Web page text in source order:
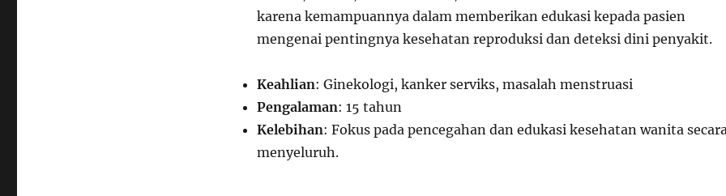
karena kemampuannya dalam memberikan edukasi kepada pasien
mengenai pentingnya kesehatan reproduksi dan deteksi dini penyakit.
Keahlian: Ginekologi, kanker serviks, masalah menstruasi
Pengalaman: 15 tahun
Kelebihan: Fokus pada pencegahan dan edukasi kesehatan wanita
menyeluruh.